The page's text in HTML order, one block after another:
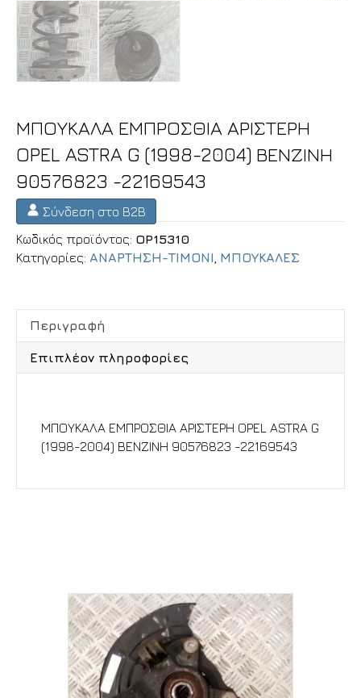
ΜΠΟΥΚΑΛΑ ΕΜΠΡΟΣΘΙΑ ΑΡΙΣΤΕΡΗ
OPEL ASTRA G (1998-2004) ΒΕΝΖΙΝΗ
90576823 -22169543
Σύνδεση στο B2B
Κωδικός προϊόντος: OP15310
Κατηγορίες: ΑΝΑΡΤΗΣΗ-ΤΙΜΟΝΙ ΜΠΟΥΚΑΛΕΣ
Περιγραφή
Επιπλέον πληροφορίες
ΜΠΟΥΚΑΛΑ ΕΜΠΡΟΣΘΙΑ ΑΡΙΣΤΕΡΗ OPEL ASTRA G
(1998-2004) ΒΕΝΖΙΝΗ 90576823 -22169543